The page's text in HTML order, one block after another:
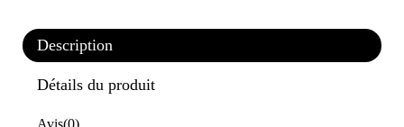
Description
Détails du produit